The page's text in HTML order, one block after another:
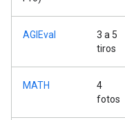
AGIEval
3 a 5
tiros
MATH
4
fotos